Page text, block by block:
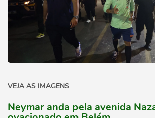
VEJA AS IMAGENS
Neymar anda pela avenida